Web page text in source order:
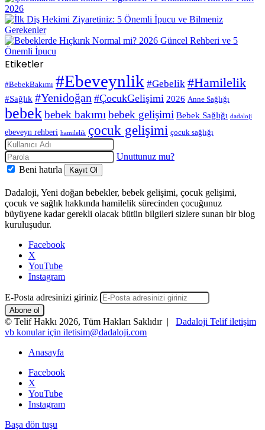
Etiketler
#BebekBakımı #Ebeveynlik #Gebelik #Hamilelik
#Sağlık #Yenidoğan #ÇocukGelişimi 2026 Anne Sağlığı
bebekbebek bakımı bebek gelişimi Bebek Sağlığı dadaloji
ebeveyn rehberi hamilelik çocuk gelişimi çocuk sağlığı
Unuttunuz mu?
Beni hatırla
Kayıt Ol
Dadaloji, Yeni doğan bebekler, bebek gelişimi, çocuk gelişimi,
çocuk ve sağlık hakkında hamilelik sürecinden çocuğunuz
büyüyene kadar gerekli olacak bütün bilgileri sizlere sunan bir blog
kuruluşudur.
Facebook
X
YouTube
Instagram
E-Posta adresinizi giriniz
© Telif Hakkı 2026, Tüm Hakları Saklıdır | Dadaloji Telif iletişim
vb konular için iletisim@dadaloji.com
Anasayfa
Facebook
X
YouTube
Instagram
Başa dön tuşu